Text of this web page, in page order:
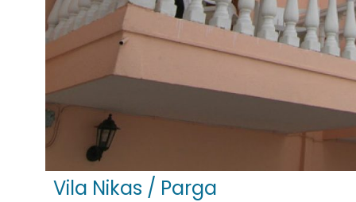
Vila Nikas / Parga